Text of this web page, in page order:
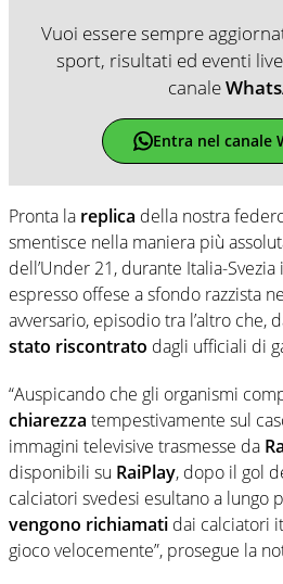
Vuoi essere sempre
sport, risultati ed eventi
canale
Entra nel canale
Pronta la replica della nostra
smentisce nella maniera più
dell’Under 21, durante Italia-
espresso offese a sfondo razzista
avversario, episodio tra l’altro che,
stato riscontrato dagli ufficiali di
“Auspicando che gli organismi
chiarezza tempestivamente sul
immagini televisive trasmesse da
disponibili su RaiPlay, dopo il gol
calciatori svedesi esultano a lungo
vengono richiamati dai calciatori
gioco velocemente”, prosegue la